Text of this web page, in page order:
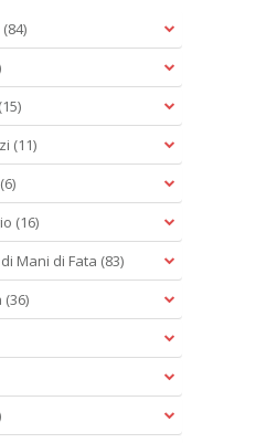
(84)
(15)
(11)
(6)
(16)
Mani di Fata (83)
(36)